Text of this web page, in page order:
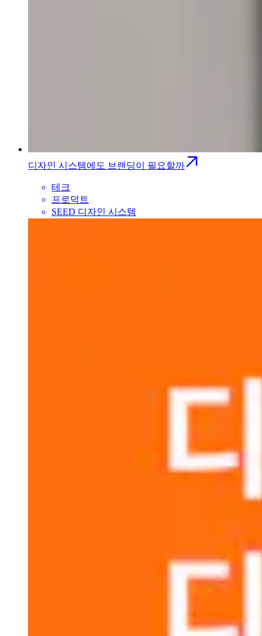
디자인 시스템에도 브랜딩이 필요할까
테크
프로덕트
SEED 디자인 시스템